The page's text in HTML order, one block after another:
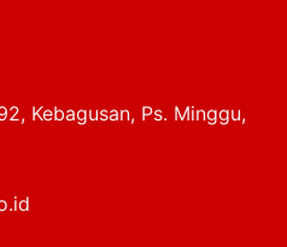
Kebagusan, Ps. Minggu,